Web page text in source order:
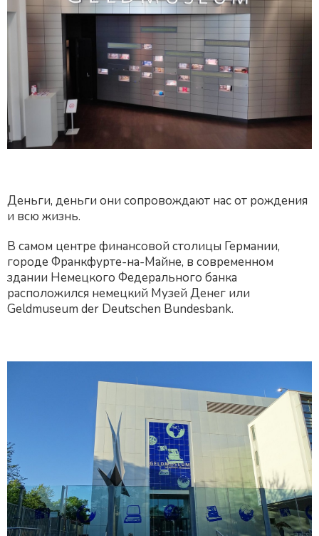
Деньги, деньги они сопровождают нас от рождения
и всю жизнь.
В самом центре финансовой столицы Германии,
городе Франкфурте-на-Майне, в современном
здании Немецкого Федерального банка
расположился немецкий Музей Денег или
Geldmuseum der Deutschen Bundesbank.